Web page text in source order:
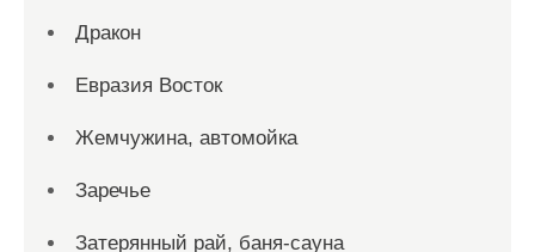
Дракон
Евразия Восток
Жемчужина, автомойка
Заречье
Затерянный рай, баня-сауна